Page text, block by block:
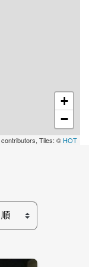
+
−
contributors, Tiles: © HOT